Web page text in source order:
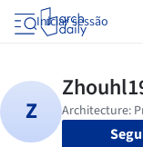
Iniciar sessão